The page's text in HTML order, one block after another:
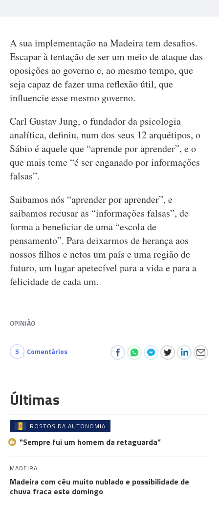
A sua implementação na Madeira tem desafios.
Escapar à tentação de ser um meio de ataque das
oposições ao governo e, ao mesmo tempo, que
seja capaz de fazer uma reflexão útil, que
influencie esse mesmo governo.
Carl Gustav Jung, o fundador da psicologia
analítica, definiu, num dos seus 12 arquétipos, o
Sábio é aquele que “aprende por aprender”, e o
que mais teme “é ser enganado por informações
falsas”.
Saibamos nós “aprender por aprender”, e
saibamos recusar as “informações falsas”, de
forma a beneficiar de uma “escola de
pensamento”. Para deixarmos de herança aos
nossos filhos e netos um país e uma região de
futuro, um lugar apetecível para a vida e para a
felicidade de cada um.
OPINIÃO
5 Comentários
Últimas
ROSTOS DA AUTONOMIA
"Sempre fui um homem da retaguarda”
MADEIRA
Madeira com céu muito nublado e possibilidade de
chuva fraca este domingo